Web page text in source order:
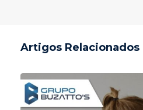
Artigos Relacionados